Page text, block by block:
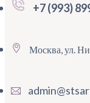
+7 (993)
Москва, ул.